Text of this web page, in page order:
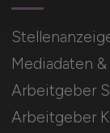
Mediadaten
Arbeitgeber
Arbeitgeber